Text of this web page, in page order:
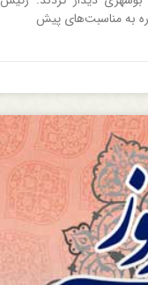
به مناسبت‌های پیش